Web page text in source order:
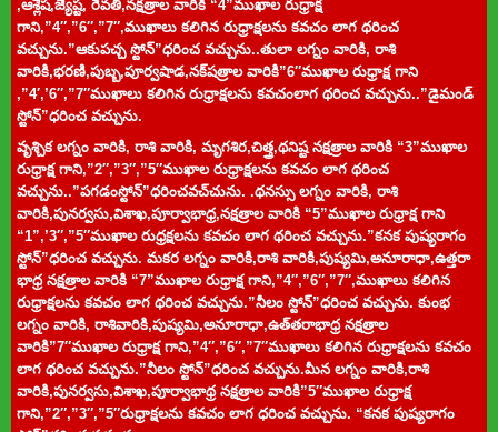
,ఆశ్లేష,జ్యేష్ట, రేవతి,నక్షత్రాల వారికి “4”ముఖాల రుధ్రాక్ష
గాని,”4″,”6″,”7″,ముఖాలు కలిగిన రుధ్రాక్షలను కవచం లాగ థరించ
వచ్చును.”ఆకుపచ్చ స్టోన్”ధరించ వచ్చును..తులా లగ్నం వారికి, రాశి
వారికి,భరణి,పుబ్బ,పూర్వషాడ,నక్షత్రాల వారికి”6″ముఖాల రుధ్రాక్ష గాని
,”4′,’6″,”7″ముఖాలు కలిగిన రుధ్రాక్షలను కవచంలాగ థరించ వచ్చును..”డైమండ్
స్టోన్”ధరించ వచ్చును.
వృశ్చిక లగ్నం వారికి, రాశి వారికి, మృగశిర,చిత్త్ర,థనిష్ట నక్షత్రాల వారికి “3”ముఖాల
రుధ్రాక్ష గాని,”2″,”3″,”5″ముఖాల రుధ్రాక్షలను కవచం లాగ థరించ
వచ్చును..”పగడంస్టోన్”ధరించవచ్చును. .థనస్సు లగ్నం వారికి, రాశి
వారికి,పునర్వసు,విశాఖ,పూర్వాభాధ్ర,నక్షత్రాల వారికి “5”ముఖాల రుధ్రాక్ష గాని
“1”,’3″,”5″ముఖాల రుధ్రక్షలను కవచం లాగ థరించ వచ్చును.”కనక పుష్యరాగం
స్టోన్”ధరించ వచ్చును. మకర లగ్నం వారికి,రాశి వారికి,పుష్యమి,అనూరాధా,ఉత్తరా
భాధ్ర నక్షత్రాల వారికి “7”ముఖాల రుధ్రాక్ష గాని,”4″,”6″,”7″,ముఖాలు కలిగిన
రుధ్రాక్షలను కవచం లాగ థరించ వచ్చును.”నీలం స్టోన్”ధరించ వచ్చును. కుంభ
లగ్నం వారికి, రాశివారికి,పుష్యమి,అనూరాధా,ఉత్తరాభాధ్ర నక్షత్రాల
వారికి”7″ముఖాల రుధ్రాక్ష గాని,”4″,”6″,”7″ముఖాలు కలిగిన రుధ్రాక్షలను కవచం
లాగ థరించ వచ్చును.”నీలం స్టోన్”ధరించ వచ్చును.మీన లగ్నం వారికి,రాశి
వారికి,పునర్వసు,విశాఖ,పూర్వాభాథ్ర నక్షత్రాల వారికి”5″ముఖాల రుధ్రాక్ష
గాని,”2″,”3″,”5″రుధ్రాక్షలను కవచం లాగ ధరించ వచ్చును. “కనక పుష్యరాగం